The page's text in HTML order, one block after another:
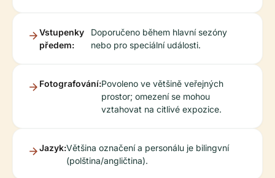
Vstupenky
předem:
Doporučeno během hlavní sezóny
nebo pro speciální události.
Fotografování:Povoleno ve většině veřejných
prostor; omezení se mohou
vztahovat na citlivé expozice.
Jazyk:Většina označení a personálu je bilingvní
(polština/angličtina).